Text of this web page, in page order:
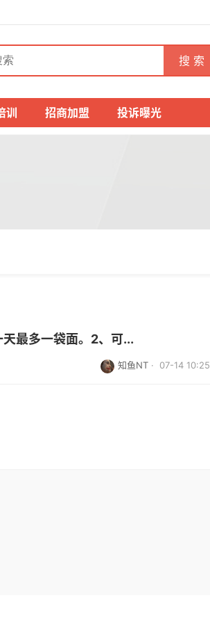
搜 索
训 招商加盟 投诉曝光
最多一袋面。2、可...
知鱼NT · 07-14 10:25